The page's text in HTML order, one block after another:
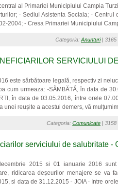
al Primariei Municipiului Campia
- Sediul Asistenta Sociala; - Centrul
2004; - Cresa Primariei Municipiului
Categoria: Anunturi| 3165
SERVICIULUI
este sărbătoare legală, respectiv zi
cum urmeaza: -SÂMBĂTĂ, în data de
în data de 03.05.2016, între orele
unei reuşite a acestui demers, vă
Categoria: Comunicate |
serviciului de salubritate -
2015 si 01 ianuarie 2016
ridicarea deşeurilor menajere se va
si data de 31.12.2015 - JOIA - Intre